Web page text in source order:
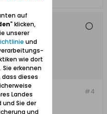
#4
auf
" klicken,
unserer
und
wie dort
Sie erkennen
dieses
Landes
Sie der
und